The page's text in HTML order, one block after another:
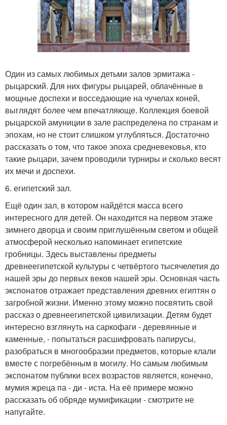
Один из самых любимых детьми залов эрмитажа -
рыцарский. Для них фигуры рыцарей, облачённые в
мощные доспехи и восседающие на чучелах коней,
выглядят более чем впечатляюще. Коллекция боевой
рыцарской амуниции в зале распределена по странам и
эпохам, но не стоит слишком углубляться. Достаточно
рассказать о том, что такое эпоха средневековья, кто
такие рыцари, зачем проводили турниры и сколько весят
их мечи и доспехи.
6. египетский зал.
Ещё один зал, в котором найдётся масса всего
интересного для детей. Он находится на первом этаже
зимнего дворца и своим приглушённым светом и общей
атмосферой несколько напоминает египетские
гробницы. Здесь выставлены предметы
древнеегипетской культуры с четвёртого тысячелетия до
нашей эры до первых веков нашей эры. Основная часть
экспонатов отражает представления древних египтян о
загробной жизни. Именно этому можно посвятить свой
рассказ о древнеегипетской цивилизации. Детям будет
интересно взглянуть на саркофаги - деревянные и
каменные, - попытаться расшифровать папирусы,
разобраться в многообразии предметов, которые клали
вместе с погребённым в могилу. Но самым любимым
экспонатом публики всех возрастов является, конечно,
мумия жреца па - ди - иста. На её примере можно
рассказать об обряде мумификации - смотрите не
напугайте.